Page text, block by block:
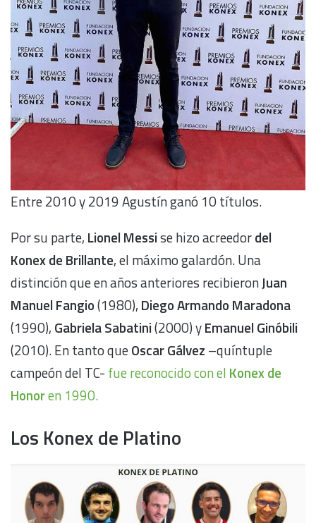
Entre 2010 y 2019 Agustín ganó 10 títulos.
Por su parte, Lionel Messise hizo acreedordel
Konex de Brillante, el máximo galardón. Una
distinción que en años anteriores recibieronJuan
Manuel Fangio(1980), Diego Armando Maradona
(1990), Gabriela Sabatini(2000) yEmanuel Ginóbili
(2010). En tanto queOscar Gálvez –quíntuple
campeón del TC- fue reconocido con el Konex de
Honoren 1990.
Los Konex de Platino